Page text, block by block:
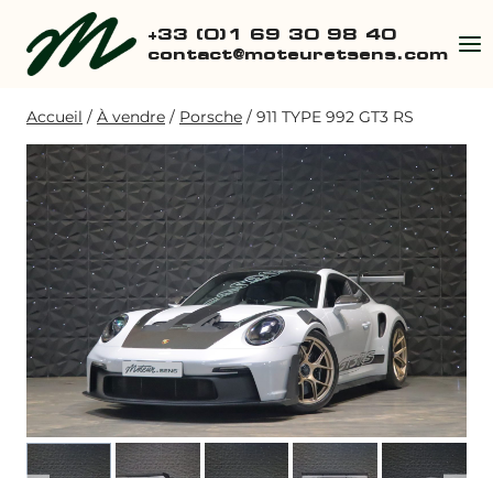
contenu
+33 (0)1 69 30 98 40
contact@moteuretsens.com
Accueil / À vendre / Porsche / 911 TYPE 992 GT3 RS